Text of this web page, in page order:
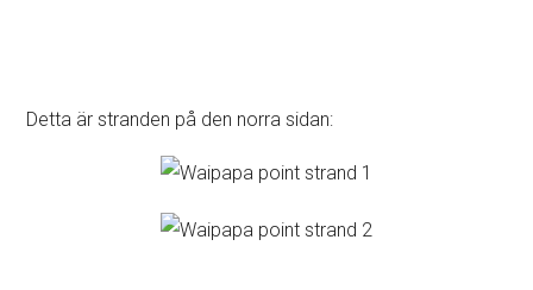
Detta är stranden på den norra sidan: